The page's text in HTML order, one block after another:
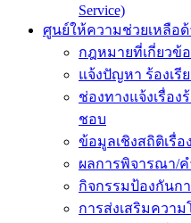
Service)
ศูนย์ให้ความช่วยเหลือ
กฎหมายที่เกี่ยวข้
แจ้งปัญหา ร้องเรี
ช่องทางแจ้งเรื่อ
ชอบ
ข้อมูลเชิงสถิติเรื่อ
ผลการพิจารณา/
กิจกรรมป้องกันก
การส่งเสริมความ